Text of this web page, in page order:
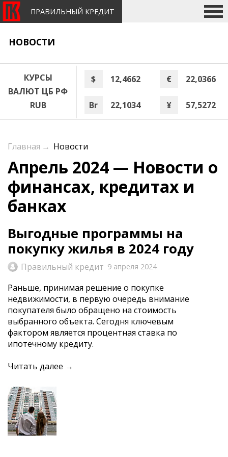
ПРАВИЛЬНЫЙ КРЕДИТ
НОВОСТИ
КУРСЫ
ВАЛЮТ ЦБ РФ
RUB
$ 12,4662 € 22,0366
Br 22,1034 ¥ 57,5272
Главная → Новости
Апрель 2024 — Новости о
финансах, кредитах и
банках
Выгодные программы на
покупку жилья в 2024 году
Правильный кредит 9 апреля 2024
Раньше, принимая решение о покупке
недвижимости, в первую очередь внимание
покупателя было обращено на стоимость
выбранного объекта. Сегодня ключевым
фактором является процентная ставка по
ипотечному кредиту.
Читать далее →